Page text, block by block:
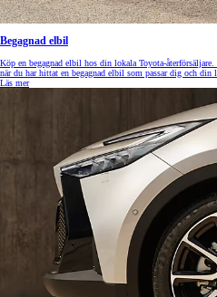
Begagnad elbil
Köp en begagnad elbil hos din lokala Toyota-
när du har hittat en begagnad elbil som passar dig och din
Läs mer